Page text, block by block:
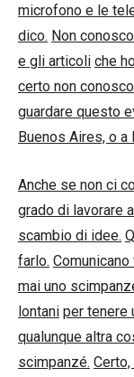
microfono e le
dico. Non
e gli articoli che
certo non
guardare questo
Buenos Aires, o a
Anche se non ci
grado di lavorare
scambio di idee.
farlo.
mai uno
lontani per tenere
qualunque altra
scimpanzé.